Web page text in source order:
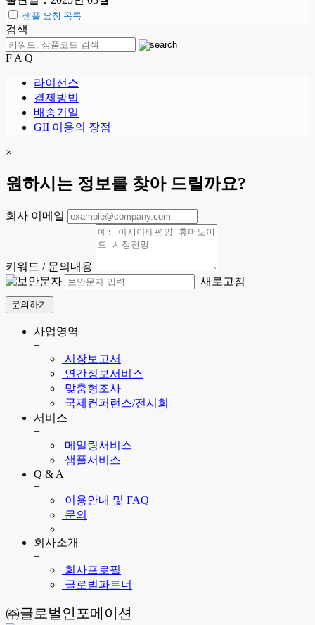
샘플 요청 목록
검색
F A Q
라이선스
결제방법
배송기일
GII 이용의 장점
×
원하시는 정보를 찾아 드릴까요?
회사 이메일
키워드 / 문의내용
새로고침
문의하기
사업영역
+
시장보고서
연간정보서비스
맞춤형조사
국제컨퍼런스/전시회
서비스
+
메일링서비스
샘플서비스
Q & A
+
이용안내 및 FAQ
문의
회사소개
+
회사프로필
글로벌파트너
㈜글로벌인포메이션